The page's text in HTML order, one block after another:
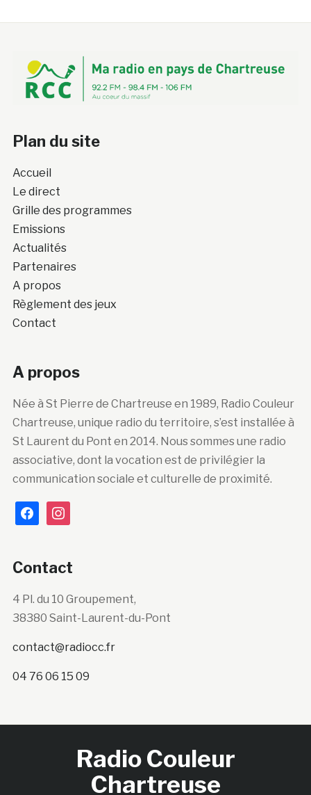
Plan du site
Accueil
Le direct
Grille des programmes
Emissions
Actualités
Partenaires
A propos
Règlement des jeux
Contact
A propos
Née à St Pierre de Chartreuse en 1989, Radio Couleur
Chartreuse, unique radio du territoire, s’est installée à
St Laurent du Pont en 2014. Nous sommes une radio
associative, dont la vocation est de privilégier la
communication sociale et culturelle de proximité.
facebookinstagram
Contact
4 Pl. du 10 Groupement,
38380 Saint-Laurent-du-Pont
contact@radiocc.fr
04 76 06 15 09
Radio Couleur
Chartreuse